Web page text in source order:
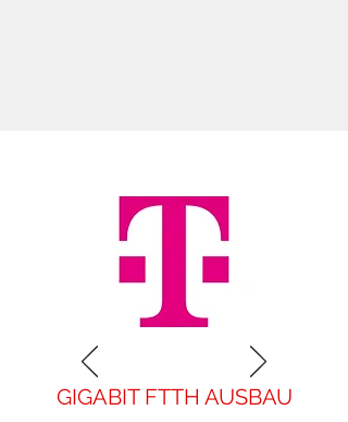
GIGABIT FTTH AUSBAU